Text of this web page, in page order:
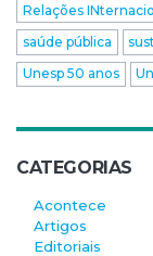
Relações
saúde pública
Unesp 50 anos
CATEGORIAS
Acontece
Artigos
Editoriais